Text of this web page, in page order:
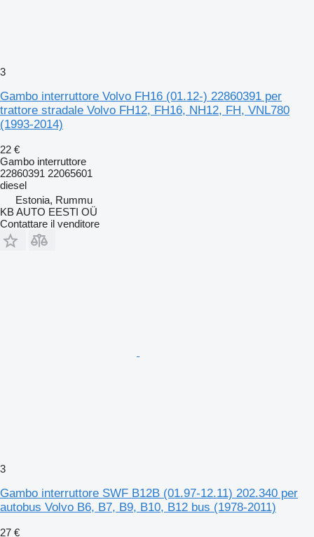
3
Gambo interruttore Volvo FH16 (01.12-) 22860391 per
trattore stradale Volvo FH12, FH16, NH12, FH, VNL780
(1993-2014)
22 €
Gambo interruttore
22860391 22065601
diesel
Estonia, Rummu
KB AUTO EESTI OÜ
Contattare il venditore
3
Gambo interruttore SWF B12B (01.97-12.11) 202.340 per
autobus Volvo B6, B7, B9, B10, B12 bus (1978-2011)
27 €